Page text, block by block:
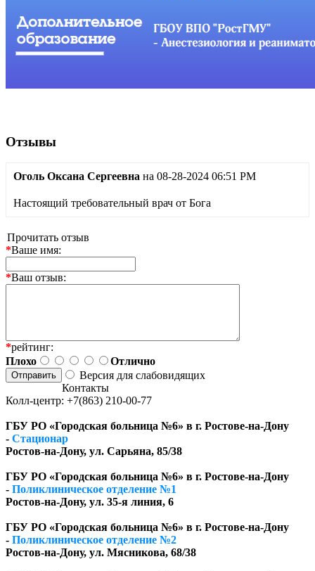
Отзывы
Оголь Оксана Сергеевна на 08-28-2024 06:51 PM
Настоящий требовательный врач от Бога
Прочитать отзыв
*Ваше имя:
*Ваш отзыв:
*рейтинг:
Плохо
Отлично
Версия для слабовидящих
Контакты
Колл-центр: +7(863) 210-00-77
ГБУ РО «Городская больница №6» в г. Ростове-на-Дону
- Стационар
Ростов-на-Дону, ул. Сарьяна, 85/38
ГБУ РО «Городская больница №6» в г. Ростове-на-Дону
- Поликлиническое отделение №1
Ростов-на-Дону, ул. 35-я линия, 6
ГБУ РО «Городская больница №6» в г. Ростове-на-Дону
- Поликлиническое отделение №2
Ростов-на-Дону, ул. Мясникова, 68/38